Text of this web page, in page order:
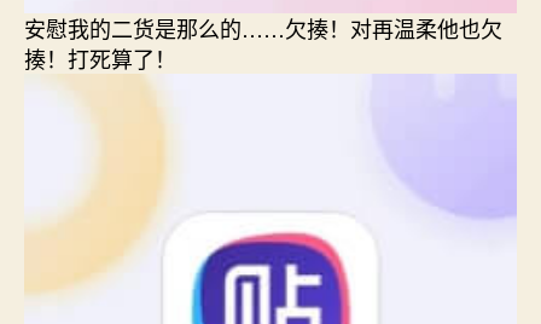
安慰我的二货是那么的……欠揍！对再温柔他也欠
揍！打死算了！